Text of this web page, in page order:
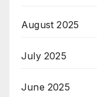
August 2025
July 2025
June 2025